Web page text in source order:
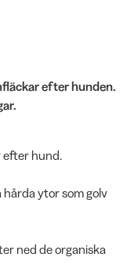
efter hunden.
efter hund.
ytor som golv
ned de organiska